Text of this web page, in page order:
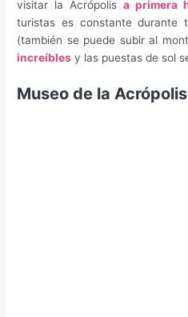
visitar la Acrópolisa primera
turistas es constante durante
(también se puede subir al
increíbles y las puestas de sol
Museo de la Acrópolis